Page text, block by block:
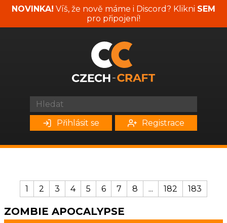
NOVINKA! Víš, že nově máme i Discord? Klikni SEM
pro připojení!
Přihlásit se Registrace
1 2 3 4 5 6 7 8 ... 182 183
ZOMBIE APOCALYPSE